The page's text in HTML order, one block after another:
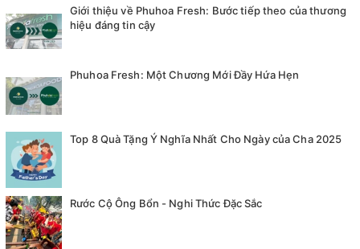
Giới thiệu về Phuhoa Fresh: Bước tiếp theo của thương
hiệu đáng tin cậy
Phuhoa Fresh: Một Chương Mới Đầy Hứa Hẹn
Top 8 Quà Tặng Ý Nghĩa Nhất Cho Ngày của Cha 2025
Rước Cộ Ông Bổn - Nghi Thức Đặc Sắc